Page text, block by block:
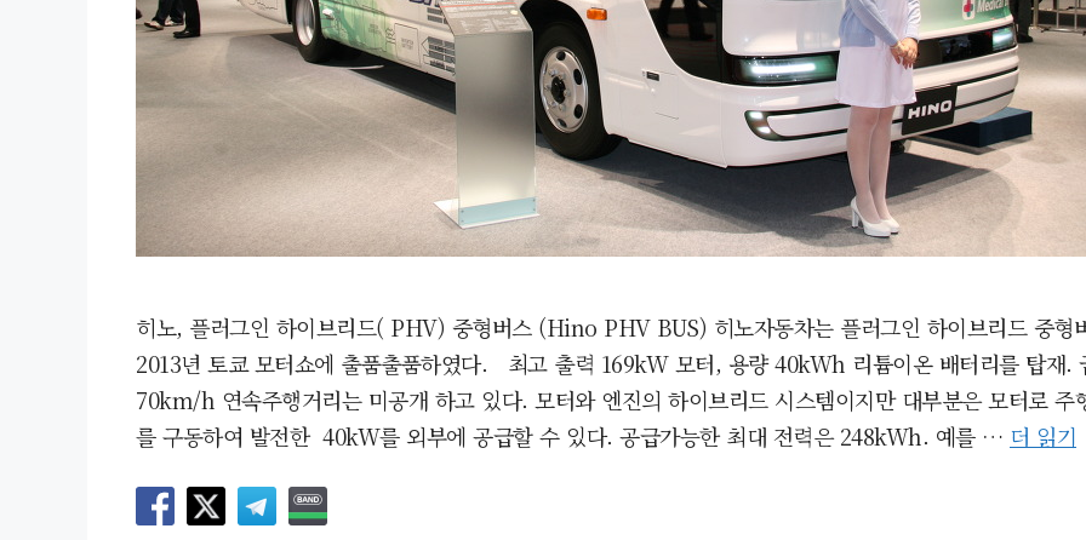
히노, 플러그인 하이브리드( PHV) 중형버스 (Hino PHV BUS) 히노자동차는 플러그인 하이브리드 중형
2013년 토쿄 모터쇼에 출품출품하였다. 최고 출력 169kW 모터, 용량 40kWh 리튬이온 배터리를 탑재.
70km/h 연속주행거리는 미공개 하고 있다. 모터와 엔진의 하이브리드 시스템이지만 대부분은 모터로
를 구동하여 발전한 40kW를 외부에 공급할 수 있다. 공급가능한 최대 전력은 248kWh. 예를 … 더 읽기